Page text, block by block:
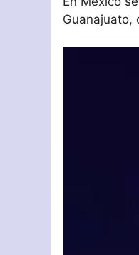
Guanajuato,